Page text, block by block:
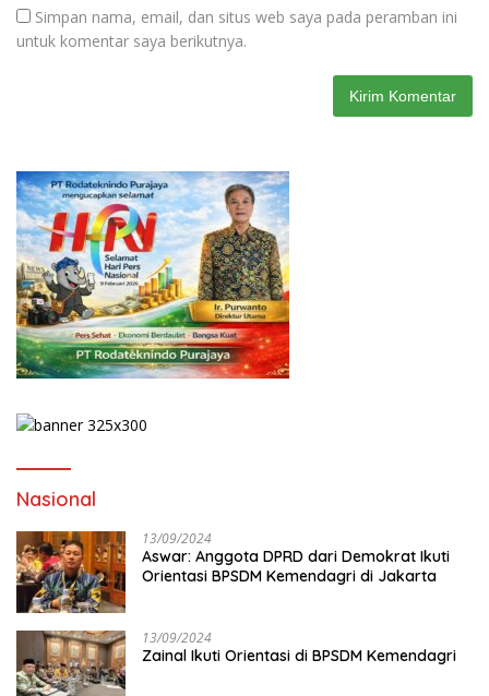
Simpan nama, email, dan situs web saya pada peramban ini
untuk komentar saya berikutnya.
Nasional
13/09/2024
Aswar: Anggota DPRD dari Demokrat Ikuti
Orientasi BPSDM Kemendagri di Jakarta
13/09/2024
Zainal Ikuti Orientasi di BPSDM Kemendagri